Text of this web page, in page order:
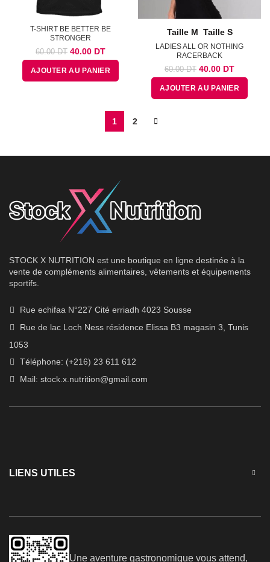
T-SHIRT BE BETTER BE
STRONGER
60.00DT Le
prix
initial
était :
40.00 DTLe
prix
actuel
est :
AJOUTER AU PANIER
Taille M Taille S
LADIES ALL OR NOTHING
RACERBACK
60.00DT Le
prix
initial
était :
40.00 DTLe
prix
actuel
est :
AJOUTER AU PANIER
1 2
STOCK X NUTRITION est une boutique en ligne destinée à la
vente de compléments alimentaires, vêtements et équipements
sportifs.
Rue echifaa N°227 Cité erriadh 4023 Sousse
Rue de lac Loch Ness résidence Elissa B3 magasin 3, Tunis
1053
Téléphone: (+216) 23 611 612
Mail: stock.x.nutrition@gmail.com
LIENS UTILES
Une aventure gastronomique vous attend,